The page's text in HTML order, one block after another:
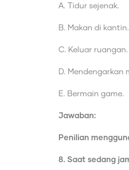
A. Tidur sejenak.
B. Makan di kantin.
C. Keluar ruangan.
D. Mendengarkan
E. Bermain game.
Jawaban:
Penilian
8. Saat sedang